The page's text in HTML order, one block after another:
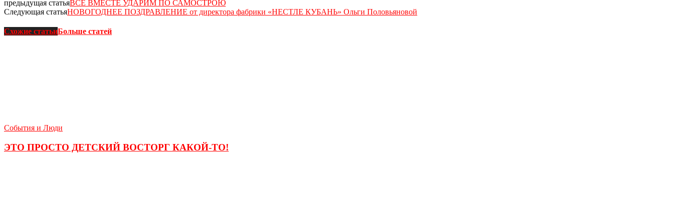
предыдущая статьяВСЕ ВМЕСТЕ УДАРИМ ПО САМОСТРОЮ
Следующая статьяНОВОГОДНЕЕ ПОЗДРАВЛЕНИЕ от директора фабрики «НЕСТЛЕ КУБАНЬ» Ольги Половьяновой
Схожие статьиБольше статей
События и Люди
ЭТО ПРОСТО ДЕТСКИЙ ВОСТОРГ КАКОЙ-ТО!